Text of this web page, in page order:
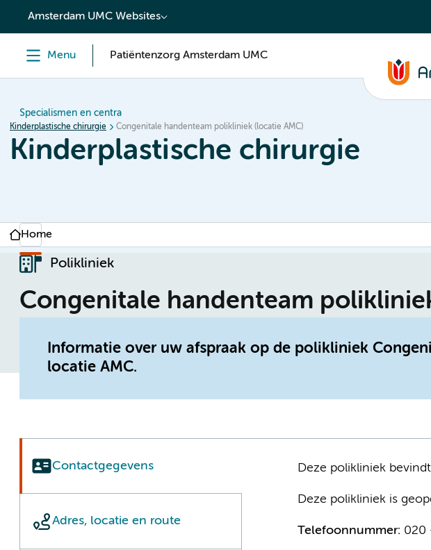
content
Amsterdam UMC Websites
Menu Patiëntenzorg Amsterdam UMC
Specialismen en centra
Kinderplastische chirurgie Congenitale handenteam polikliniek (locatie AMC)
Kinderplastische chirurgie
Home
Polikliniek
Congenitale handenteam
Informatie over uw afspraak op de polikliniek
locatie AMC.
Contactgegevens
Adres, locatie en route
Deze polikliniek
Deze polikliniek is
Telefoonnummer: 020